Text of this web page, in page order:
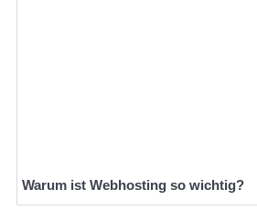
Warum ist Webhosting so wichtig?